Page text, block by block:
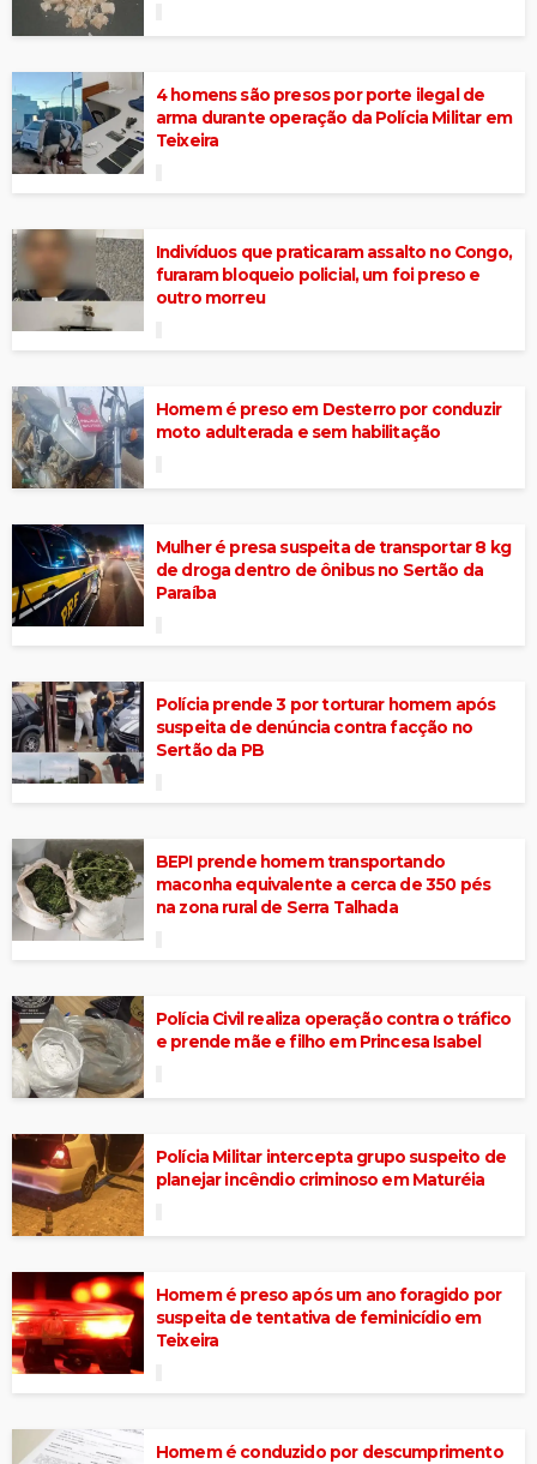
4 homens são presos por porte ilegal de
arma durante operação da Polícia Militar em
Teixeira
Indivíduos que praticaram assalto no Congo,
furaram bloqueio policial, um foi preso e
outro morreu
Homem é preso em Desterro por conduzir
moto adulterada e sem habilitação
Mulher é presa suspeita de transportar 8 kg
de droga dentro de ônibus no Sertão da
Paraíba
Polícia prende 3 por torturar homem após
suspeita de denúncia contra facção no
Sertão da PB
BEPI prende homem transportando
maconha equivalente a cerca de 350 pés
na zona rural de Serra Talhada
Polícia Civil realiza operação contra o tráfico
e prende mãe e filho em Princesa Isabel
Polícia Militar intercepta grupo suspeito de
planejar incêndio criminoso em Maturéia
Homem é preso após um ano foragido por
suspeita de tentativa de feminicídio em
Teixeira
Homem é conduzido por descumprimento